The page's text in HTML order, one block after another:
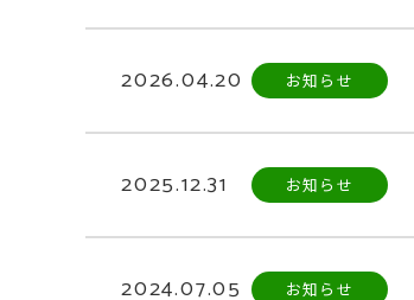
2026.04.20 お知らせ
2025.12.31 お知らせ
2024.07.05 お知らせ